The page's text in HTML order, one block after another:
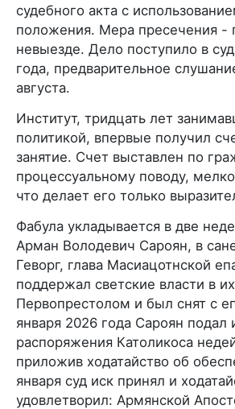
судебного акта с
положения. Мера пресечения -
невыезде. Дело поступило в
года, предварительное
августа.
Институт, тридцать лет
политикой, впервые получил
занятие. Счет выставлен по
процессуальному поводу,
что делает его только
Фабула укладывается в две
Арман Володевич Сароян, в
Геворг, глава Масиацотнской
поддержал светские власти в
Первопрестолом и был снят с
января 2026 года Сароян подал
распоряжения Католикоса
приложив ходатайство об
января суд иск принял и
удовлетворил: Армянской